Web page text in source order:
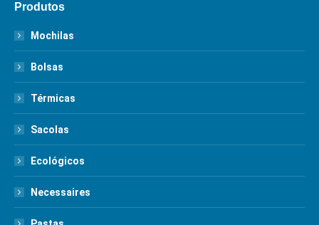
Produtos
Mochilas
Bolsas
Térmicas
Sacolas
Ecológicos
Necessaires